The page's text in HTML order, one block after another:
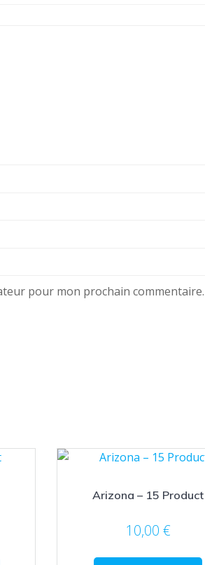
pour mon prochain commentaire.
Arizona – 15 Product
10,00 €